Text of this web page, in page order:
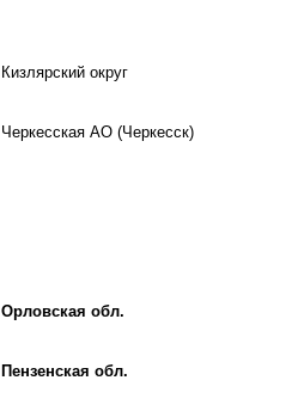
Кизлярский округ
Черкесская АО (Черкесск)
Орловская обл.
Пензенская обл.